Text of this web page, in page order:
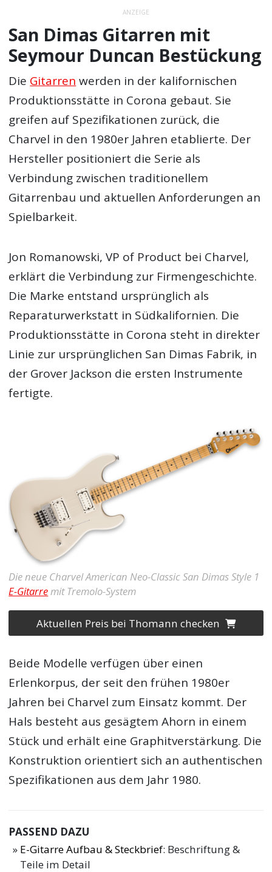
ANZEIGE
San Dimas Gitarren mit
Seymour Duncan Bestückung
Die Gitarren werden in der kalifornischen
Produktionsstätte in Corona gebaut. Sie
greifen auf Spezifikationen zurück, die
Charvel in den 1980er Jahren etablierte. Der
Hersteller positioniert die Serie als
Verbindung zwischen traditionellem
Gitarrenbau und aktuellen Anforderungen an
Spielbarkeit.
Jon Romanowski, VP of Product bei Charvel,
erklärt die Verbindung zur Firmengeschichte.
Die Marke entstand ursprünglich als
Reparaturwerkstatt in Südkalifornien. Die
Produktionsstätte in Corona steht in direkter
Linie zur ursprünglichen San Dimas Fabrik, in
der Grover Jackson die ersten Instrumente
fertigte.
Die neue Charvel American Neo-Classic San Dimas Style 1
E-Gitarremit Tremolo-System
Aktuellen Preis bei Thomann checken
Beide Modelle verfügen über einen
Erlenkorpus, der seit den frühen 1980er
Jahren bei Charvel zum Einsatz kommt. Der
Hals besteht aus gesägtem Ahorn in einem
Stück und erhält eine Graphitverstärkung. Die
Konstruktion orientiert sich an authentischen
Spezifikationen aus dem Jahr 1980.
PASSEND DAZU
E-Gitarre Aufbau & Steckbrief: Beschriftung &
Teile im Detail